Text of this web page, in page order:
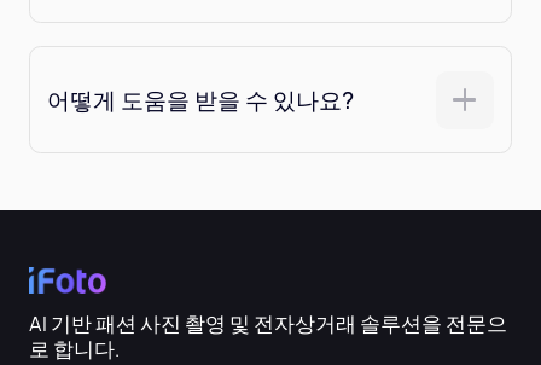
이미지 브라이트너
PDF를 Excel로 온라인 변환
PDF를 PPT로 온라인 변환
JPG를 PDF로 온라인 변환
WORD를 JPG로
어떻게 도움을 받을 수 있나요?
AI 기반 패션 사진 촬영 및 전자상거래 솔루션을 전문으
로 합니다.